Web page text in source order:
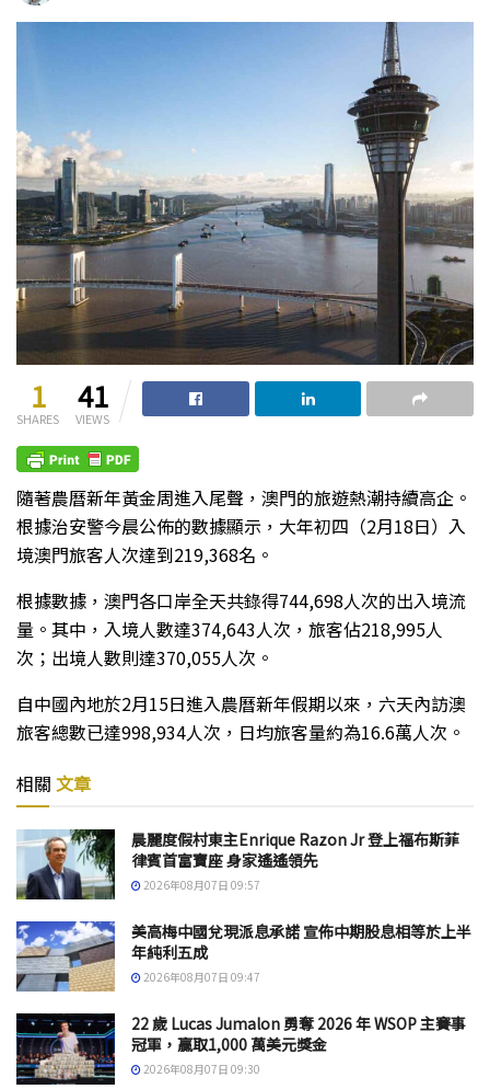
1
SHARES
41
VIEWS
隨著農曆新年黃金周進入尾聲，澳門的旅遊熱潮持續高企。
根據治安警今晨公佈的數據顯示，大年初四（2月18日）入
境澳門旅客人次達到219,368名。
根據數據，澳門各口岸全天共錄得744,698人次的出入境流
量。其中，入境人數達374,643人次，旅客佔218,995人
次；出境人數則達370,055人次。
自中國內地於2月15日進入農曆新年假期以來，六天內訪澳
旅客總數已達998,934人次，日均旅客量約為16.6萬人次。
相關 文章
晨麗度假村東主Enrique Razon Jr 登上福布斯菲
律賓首富寶座 身家遙遙領先
2026年08月07日 09:57
美高梅中國兌現派息承諾 宣佈中期股息相等於上半
年純利五成
2026年08月07日 09:47
22 歲 Lucas Jumalon 勇奪 2026 年 WSOP 主賽事
冠軍，贏取1,000 萬美元獎金
2026年08月07日 09:30